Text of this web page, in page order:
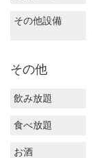
その他設備
その他
飲み放題
食べ放題
お酒